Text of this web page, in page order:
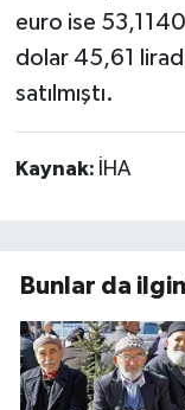
euro ise 53,1140
dolar 45,61
satılmıştı.
Kaynak: İHA
Bunlar da